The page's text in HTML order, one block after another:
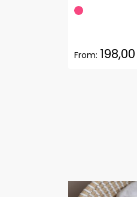
From: 198,00